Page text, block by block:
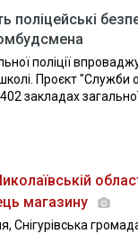
поліцейські
поліції
Проєкт "Служби
закладах
магазину
Снігурівська